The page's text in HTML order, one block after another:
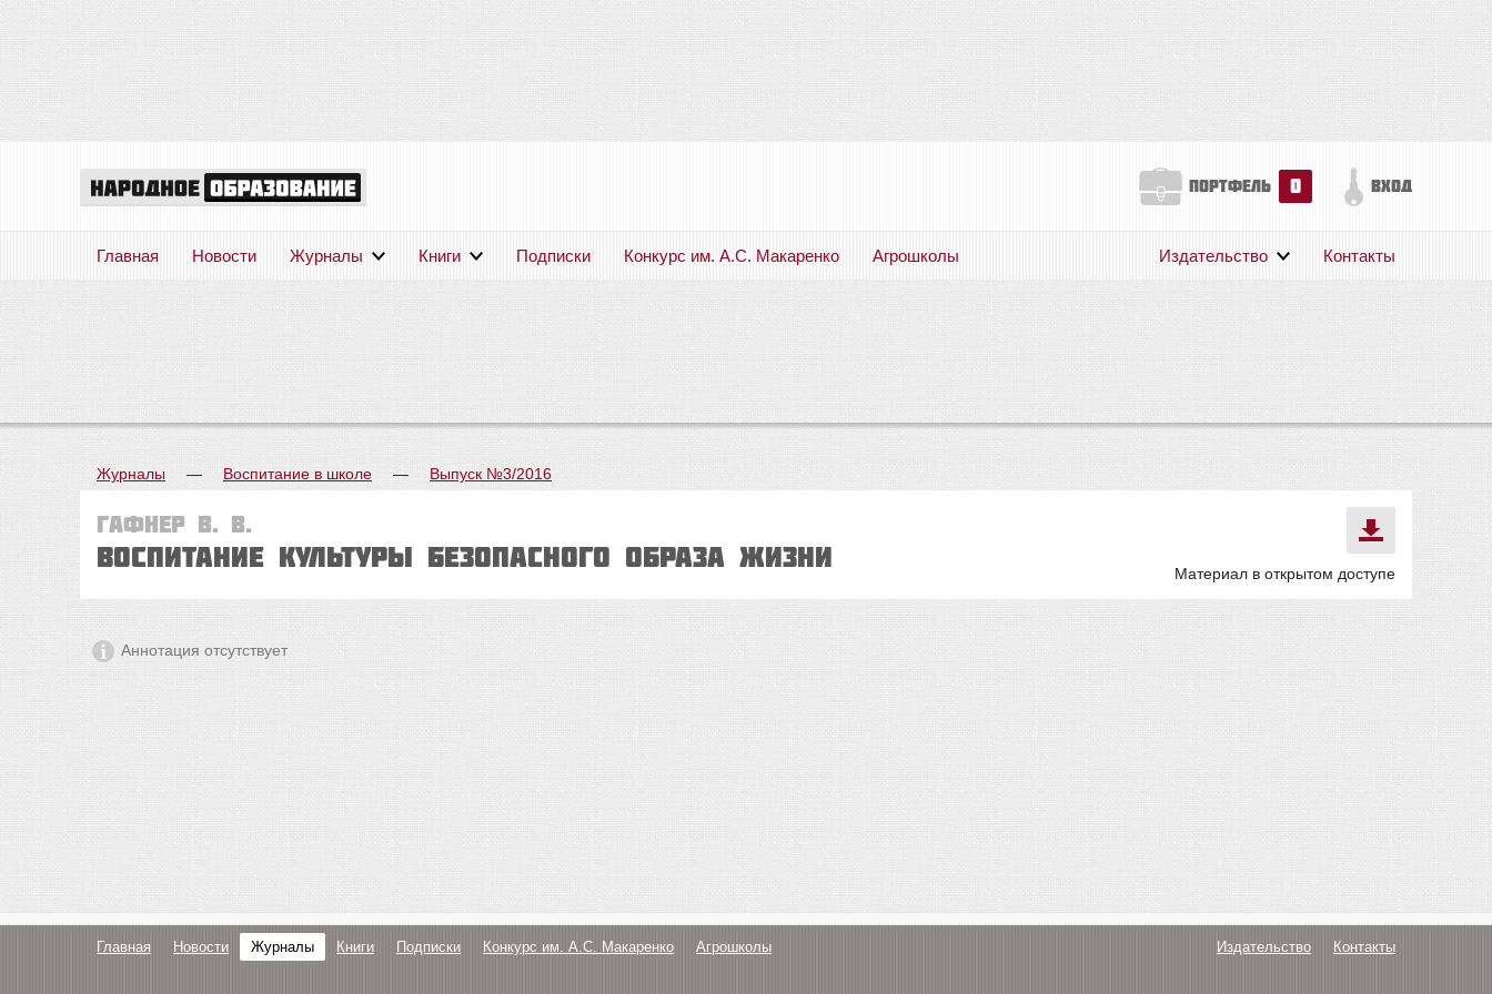
портфель 0 вход
Главная Новости Журналы Книги Подписки Конкурс им. А.С. Макаренко Агрошколы Издательство Контакты
Журналы — Воспитание в школе — Выпуск №3/2016
Гафнер В. В.
Воспитание культуры безопасного образа жизни
Материал в открытом доступе
Аннотация отсутствует
Главная Новости Журналы Книги Подписки Конкурс им. А.С. Макаренко Агрошколы Издательство Контакты